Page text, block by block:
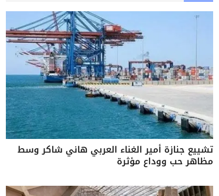
تشييع جنازة أمير الغناء العربي هاني شاكر وسط
مظاهر حب ووداع مؤثرة